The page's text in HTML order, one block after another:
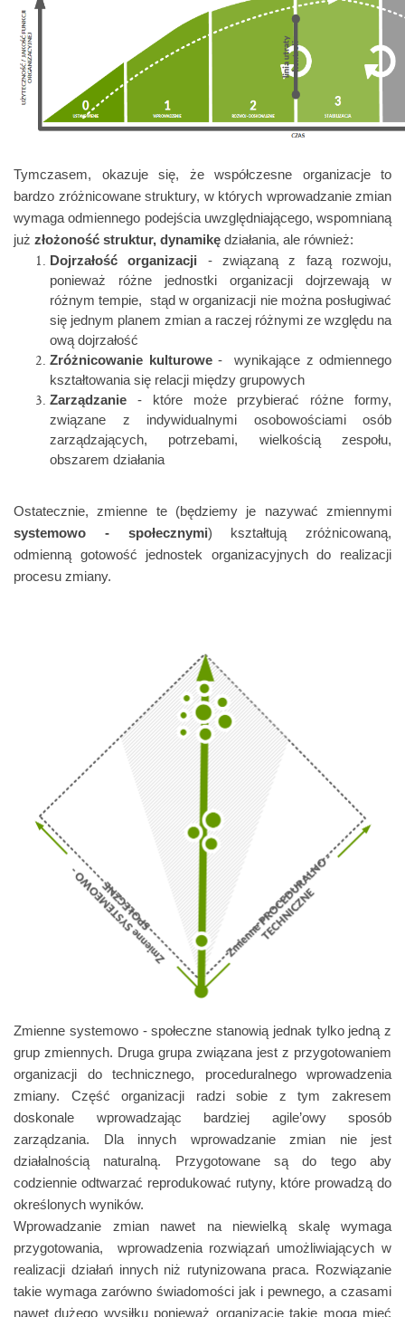
Tymczasem, okazuje się, że współczesne organizacje to
bardzo zróżnicowane struktury, w których wprowadzanie zmian
wymaga odmiennego podejścia uwzględniającego, wspomnianą
już złożoność struktur, dynamikę działania, ale również:
Dojrzałość organizacji - związaną z fazą rozwoju,
ponieważ różne jednostki organizacji dojrzewają w
różnym tempie, stąd w organizacji nie można posługiwać
się jednym planem zmian a raczej różnymi ze względu na
ową dojrzałość
Zróżnicowanie kulturowe- wynikające z odmiennego
kształtowania się relacji między grupowych
Zarządzanie - które może przybierać różne formy,
związane z indywidualnymi osobowościami osób
zarządzających, potrzebami, wielkością zespołu,
obszarem działania
Ostatecznie, zmienne te (będziemy je nazywać zmiennymi
systemowo - społecznymi) kształtują zróżnicowaną,
odmienną gotowość jednostek organizacyjnych do realizacji
procesu zmiany.
Zmienne systemowo - społeczne stanowią jednak tylko jedną z
grup zmiennych. Druga grupa związana jest z przygotowaniem
organizacji do technicznego, proceduralnego wprowadzenia
zmiany. Część organizacji radzi sobie z tym zakresem
doskonale wprowadzając bardziej agile’owy sposób
zarządzania. Dla innych wprowadzanie zmian nie jest
działalnością naturalną. Przygotowane są do tego aby
codziennie odtwarzać reprodukować rutyny, które prowadzą do
określonych wyników.
Wprowadzanie zmian nawet na niewielką skalę wymaga
przygotowania, wprowadzenia rozwiązań umożliwiających w
realizacji działań innych niż rutynizowana praca.
Rozwiązanie
takie wymaga zarówno świadomości jak i pewnego, a czasami
nawet dużego wysiłku ponieważ organizacje takie mogą mieć